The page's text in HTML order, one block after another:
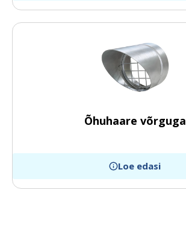
Õhuhaare võrguga
Loe edasi